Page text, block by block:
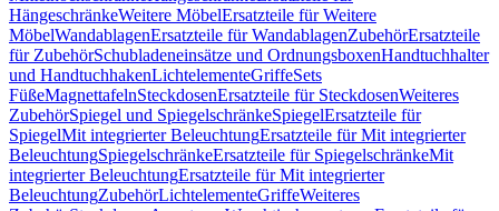
HängeschränkeWeitere MöbelErsatzteile für Weitere
MöbelWandablagenErsatzteile für WandablagenZubehörErsatzteile
für ZubehörSchubladeneinsätze und OrdnungsboxenHandtuchhalter
und HandtuchhakenLichtelementeGriffeSets
FüßeMagnettafelnSteckdosenErsatzteile für SteckdosenWeiteres
ZubehörSpiegel und SpiegelschränkeSpiegelErsatzteile für
SpiegelMit integrierter BeleuchtungErsatzteile für Mit integrierter
BeleuchtungSpiegelschränkeErsatzteile für SpiegelschränkeMit
integrierter BeleuchtungErsatzteile für Mit integrierter
BeleuchtungZubehörLichtelementeGriffeWeiteres